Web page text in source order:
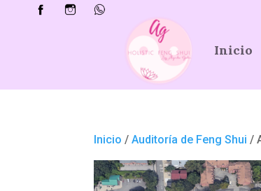
Inicio
Inicio /Auditoría de Feng Shui /